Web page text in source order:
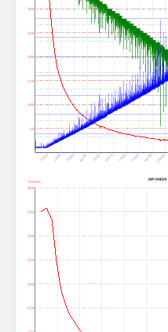
50
100
150
200
250
300
1000 2000 3000 4000 5000 6000 7000 8000 9000 10000
HP OMEN
150
200
250
300
350
400
frame/s